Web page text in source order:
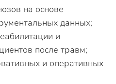
на основе
данных;
и
после травм;
и оперативных